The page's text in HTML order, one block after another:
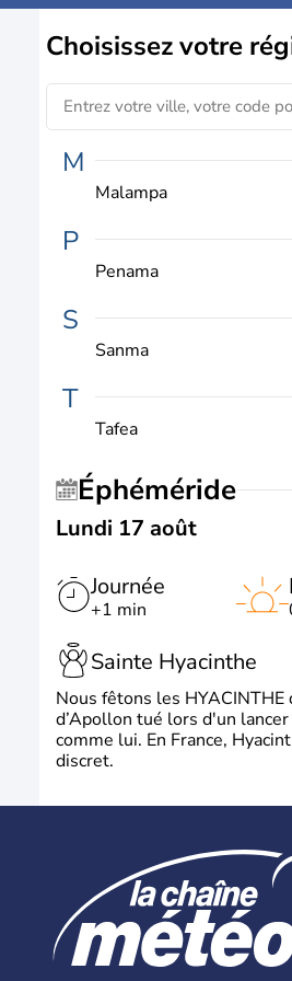
Choisissezvotre
M
Malampa
P
Penama
S
Sanma
T
Tafea
Éphéméride
Lundi 17 août
Journée
+1 min
Sainte Hyacinthe
Nous fêtons les HYACINTHE
d’Apollon tué lors d'un
comme lui. En France,
discret.